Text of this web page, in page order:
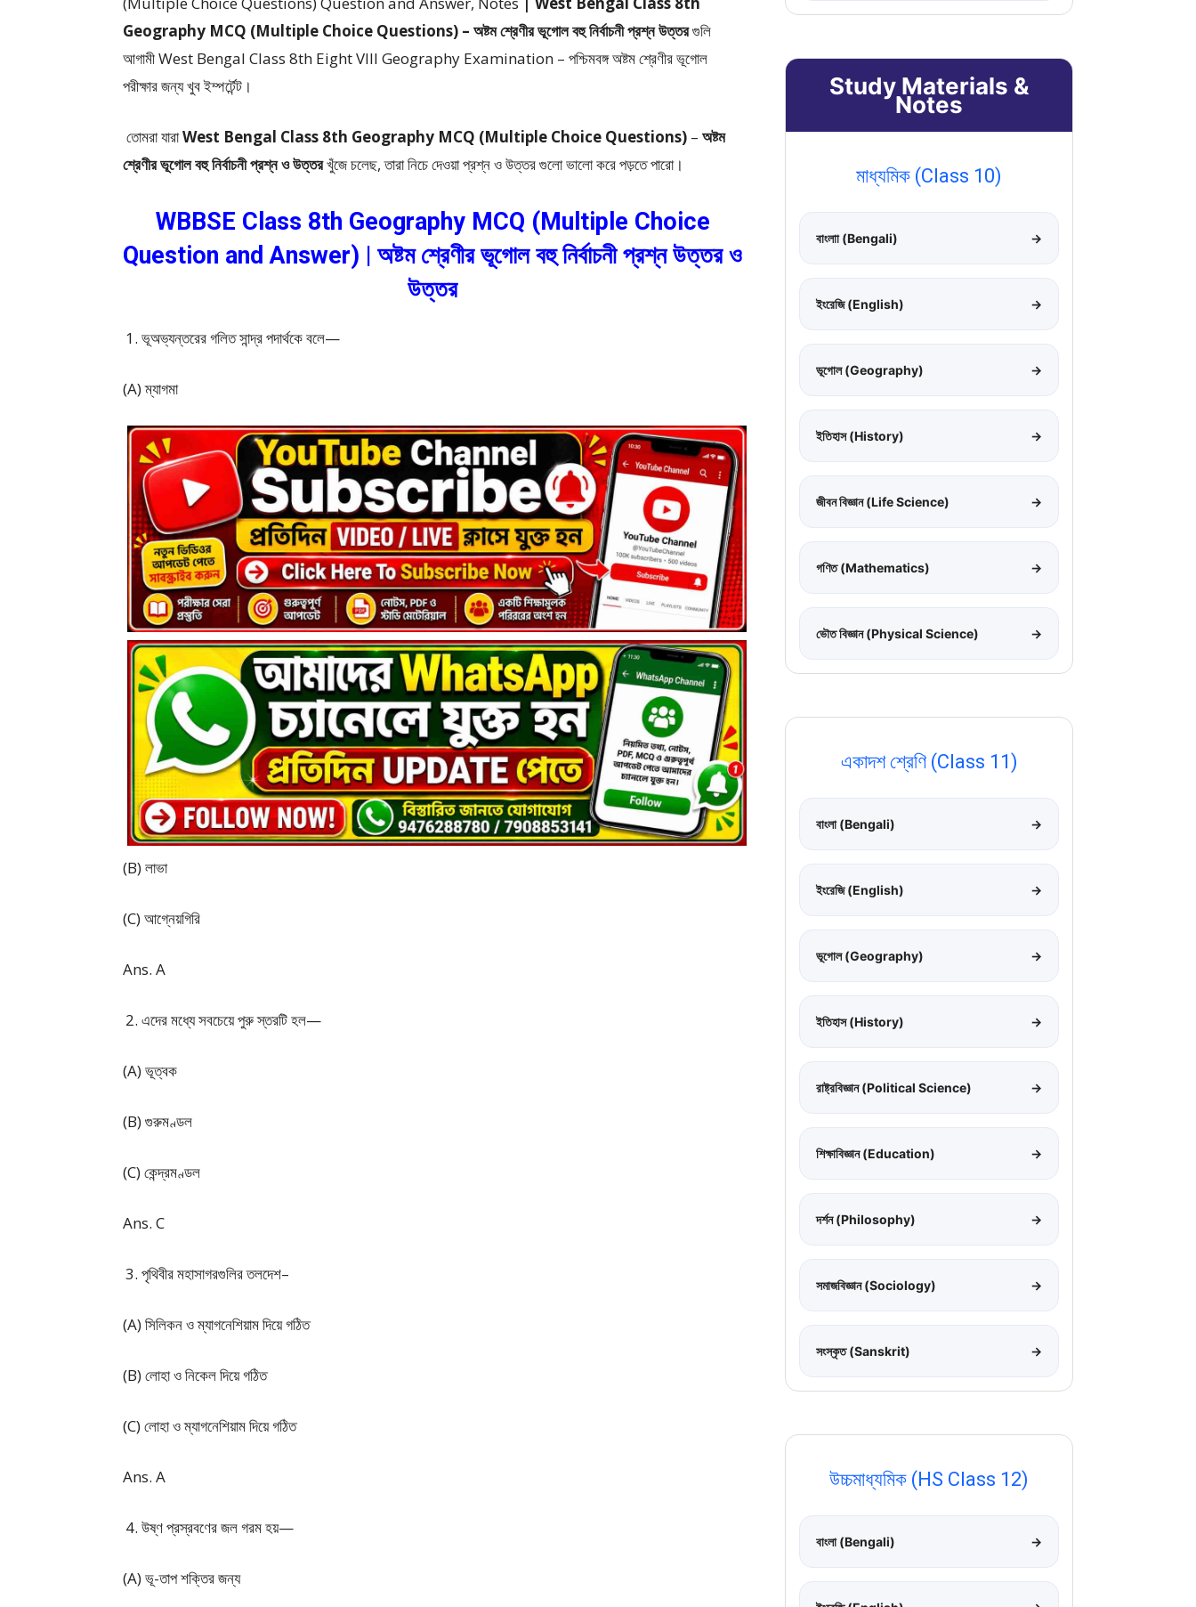
Geography MCQ (Multiple Choice Questions) – অষ্টম শ্রেণীর ভূগোল বহু নির্বাচনী প্রশ্ন উত্তরগুলি
আগামী West Bengal Class 8th Eight VIII Geography Examination – পশ্চিমবঙ্গ অষ্টম শ্রেণীর ভূগোল
পরীক্ষার জন্য খুব ইম্পর্টেন্ট।
তোমরা যারাWest Bengal Class 8th Geography MCQ (Multiple Choice Questions) – অষ্টম
শ্রেণীর ভূগোল বহু নির্বাচনী প্রশ্ন ও উত্তরখুঁজে চলেছ, তারা নিচে দেওয়া প্রশ্ন ও উত্তর গুলো ভালো করে পড়তে পারো।
WBBSE Class 8th Geography MCQ (Multiple Choice
Question and Answer) | অষ্টম শ্রেণীর ভূগোল বহু নির্বাচনী প্রশ্ন উত্তর ও
উত্তর
ভূঅভ্যন্তরের গলিত সান্দ্র পদার্থকে বলে—
(A) ম্যাগমা
(B) লাভা
(C) আগ্নেয়গিরি
Ans. A
এদের মধ্যে সবচেয়ে পুরু স্তরটি হল—
(A) ভূত্বক
(B) গুরুমণ্ডল
(C) কেন্দ্রমণ্ডল
Ans. C
পৃথিবীর মহাসাগরগুলির তলদেশ–
(A) সিলিকন ও ম্যাগনেশিয়াম দিয়ে গঠিত
(B) লোহা ও নিকেল দিয়ে গঠিত
(C) লোহা ও ম্যাগনেশিয়াম দিয়ে গঠিত
Ans. A
উষ্ণ প্রস্রবণের জল গরম হয়—
(A) ভূ-তাপ শক্তির জন্য
Study Materials &
Notes
মাধ্যমিক (Class 10)
বাংলাা (Bengali) →
ইংরেজি (English) →
ভূগোল (Geography) →
ইতিহাস (History) →
জীবন বিজ্ঞান (Life Science) →
গণিত (Mathematics) →
ভৌত বিজ্ঞান (Physical Science) →
একাদশ শ্রেণি (Class 11)
বাংলা (Bengali) →
ইংরেজি (English) →
ভূগোল (Geography) →
ইতিহাস (History) →
রাষ্ট্রবিজ্ঞান (Political Science) →
শিক্ষাবিজ্ঞান (Education) →
দর্শন (Philosophy) →
সমাজবিজ্ঞান (Sociology) →
সংস্কৃত (Sanskrit) →
উচ্চমাধ্যমিক (HS Class 12)
বাংলা (Bengali) →